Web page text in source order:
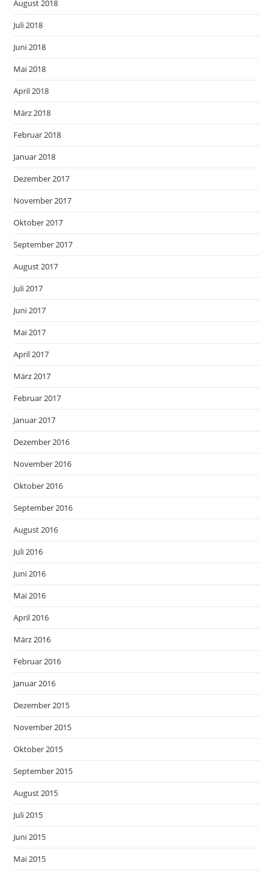
August 2018
Juli 2018
Juni 2018
Mai 2018
April 2018
März 2018
Februar 2018
Januar 2018
Dezember 2017
November 2017
Oktober 2017
September 2017
August 2017
Juli 2017
Juni 2017
Mai 2017
April 2017
März 2017
Februar 2017
Januar 2017
Dezember 2016
November 2016
Oktober 2016
September 2016
August 2016
Juli 2016
Juni 2016
Mai 2016
April 2016
März 2016
Februar 2016
Januar 2016
Dezember 2015
November 2015
Oktober 2015
September 2015
August 2015
Juli 2015
Juni 2015
Mai 2015